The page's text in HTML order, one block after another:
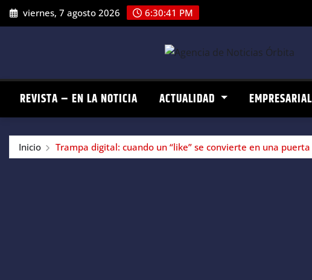
Saltar
al
viernes, 7 agosto 2026 6:30:42 PM
REVISTA – EN LA NOTICIA ACTUALIDAD EMPRESARIAL
Inicio Trampa digital: cuando un “like” se convierte en una